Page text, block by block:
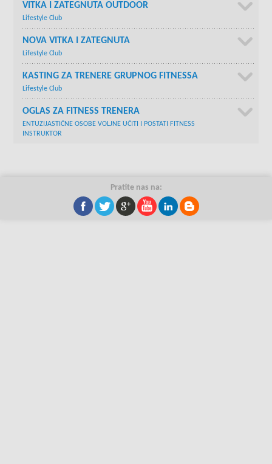
VITKA I ZATEGNUTA OUTDOOR
Lifestyle Club
NOVA VITKA I ZATEGNUTA
Lifestyle Club
KASTING ZA TRENERE GRUPNOG FITNESSA
Lifestyle Club
OGLAS ZA FITNESS TRENERA
ENTUZIJASTIČNE OSOBE VOLJNE UČITI I POSTATI FITNESS
INSTRUKTOR
Pratite nas na: